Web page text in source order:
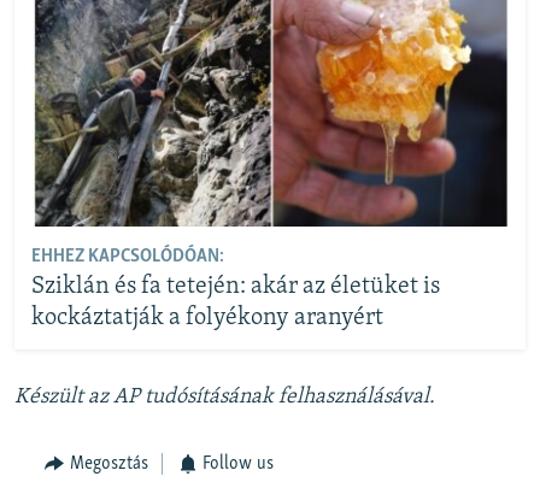
EHHEZ KAPCSOLÓDÓAN:
Sziklán és fa tetején: akár az életüket is
kockáztatják a folyékony aranyért
Készült az AP tudósításának felhasználásával.
Megosztás Follow us